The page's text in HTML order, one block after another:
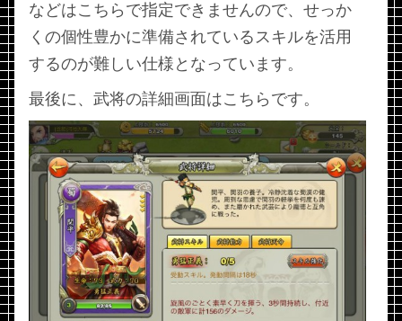
などはこちらで指定できませんので、せっか
くの個性豊かに準備されているスキルを活用
するのが難しい仕様となっています。
最後に、武将の詳細画面はこちらです。